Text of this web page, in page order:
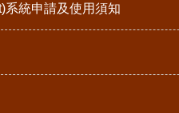
系統申請及使用須知